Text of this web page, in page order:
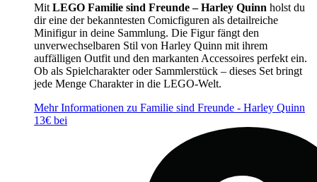
Mit LEGO Familie sind Freunde – Harley Quinn holst du
dir eine der bekanntesten Comicfiguren als detailreiche
Minifigur in deine Sammlung. Die Figur fängt den
unverwechselbaren Stil von Harley Quinn mit ihrem
auffälligen Outfit und den markanten Accessoires perfekt ein.
Ob als Spielcharakter oder Sammlerstück – dieses Set bringt
jede Menge Charakter in die LEGO-Welt.
Mehr Informationen zu Familie sind Freunde - Harley Quinn
13€ bei